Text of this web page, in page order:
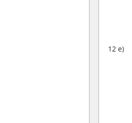
12 e)